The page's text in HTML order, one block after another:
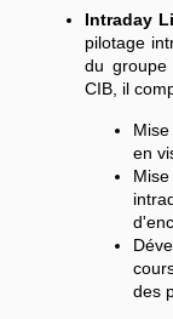
Intraday
pilotage
du groupe
CIB, il
en
des